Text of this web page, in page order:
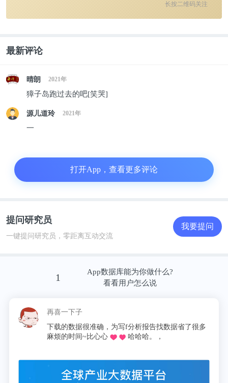
长按二维码关注
最新评论
晴朗 2021年
獐子岛跑过去的吧[笑哭]
源儿道玲 2021年
一
打开App，查看更多评论
提问研究员
一键提问研究员，零距离互动交流
我要提问
1
App数据库能为你做什么?
看看用户怎么说
再喜一下子
下载的数据很准确，为写f分析报告找数据省了很多
麻烦的时间~比心心
哈哈哈。，